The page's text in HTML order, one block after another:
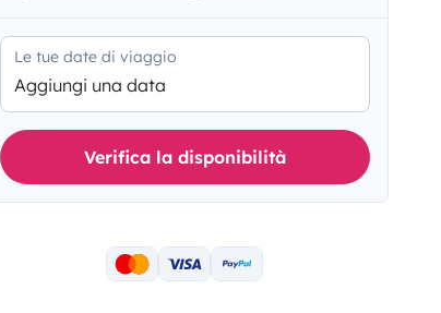
Le tue date di viaggio
Aggiungi una data
Verifica la disponibilità